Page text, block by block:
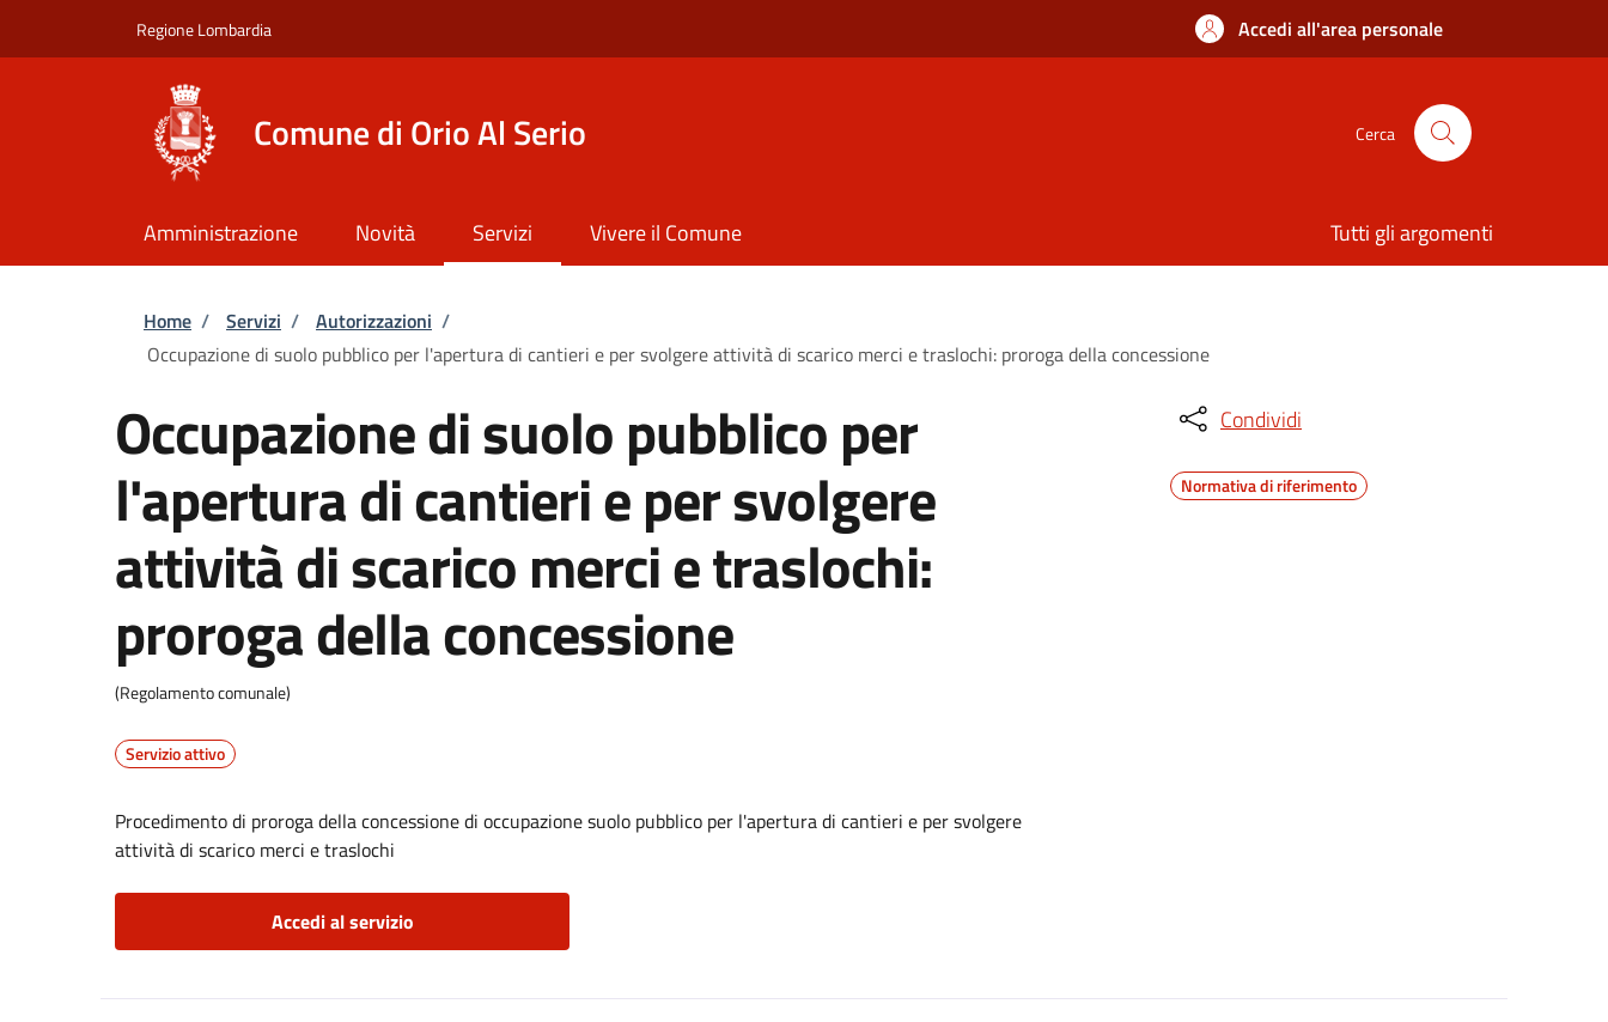
Regione Lombardia Accedi all'area personale
Comune di Orio Al Serio Cerca
Amministrazione Novità Servizi Vivere il Comune Tutti gli argomenti
Briciole di pane
Home / Servizi / Autorizzazioni /
Occupazione di suolo pubblico per l'apertura di cantieri e per svolgere attività di scarico merci e traslochi: proroga della concessione
Occupazione di suolo pubblico per
l'apertura di cantieri e per svolgere
attività di scarico merci e traslochi:
proroga della concessione
(Regolamento comunale)
Servizio attivo
Procedimento di proroga della concessione di occupazione suolo pubblico per l'apertura di cantieri e per svolgere
attività di scarico merci e traslochi
Accedi al servizio
Condividi
Normativa di riferimento